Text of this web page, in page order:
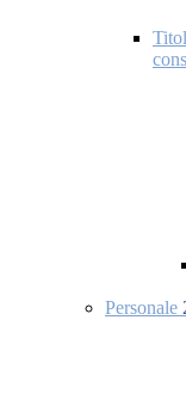
Personale